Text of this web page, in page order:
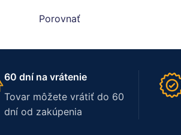
Porovnať
60 dní na vrátenie
Tovar môžete vrátiť do 60
dní od zakúpenia